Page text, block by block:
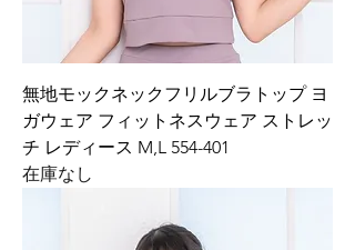
無地モックネックフリルブラトップ ヨ
ガウェア フィットネスウェア ストレッ
チ レディース M,L 554-401
在庫なし